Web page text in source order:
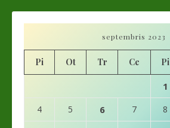
septembris 2023
Pi Ot Tr Ce Pi
1
4 5 6 7 8